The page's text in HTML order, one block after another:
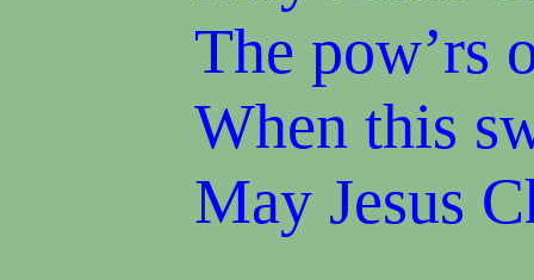
The pow’rs
When this
May Jesus